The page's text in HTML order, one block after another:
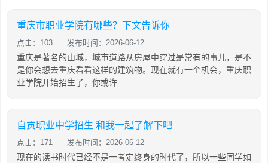
重庆市职业学院有哪些？下文告诉你
点击：103 发布时间：2026-06-12
重庆是著名的山城，城市道路从房屋中穿过是常有的事儿，是不
是你会想去重庆看看这样的建筑物。现在就有一个机会，重庆职
业学院开始招生了，你或许
自贡职业中学招生 和我一起了解下吧
点击：171 发布时间：2026-06-12
现在的读书时代已经不是一考定终身的时代了，所以一些同学如